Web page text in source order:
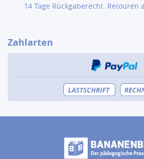
14 Tage Rückgaberecht. Retouren
Zahlarten